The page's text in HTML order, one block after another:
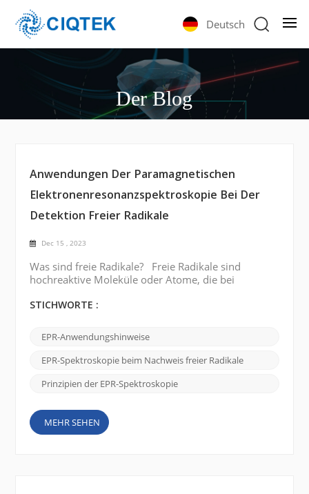
Deutsch
Der Blog
Anwendungen Der Paramagnetischen
Elektronenresonanzspektroskopie Bei Der
Detektion Freier Radikale
Dec 15 , 2023
Was sind freie Radikale? Freie Radikale sind
hochreaktive Moleküle oder Atome, die bei
Prozessen eine entscheidende Rolle spielen. Das
Anwesenheit ist von entscheidender Bedeutung, um
ihre Beteiligung am Krankheitsverlauf, an der
Umweltverschmutzung und an anderen
STICHWORTE :
EPR-Anwendungshinweise
EPR-Spektroskopie beim Nachweis freier Radikale
Prinzipien der EPR-Spektroskopie
MEHR SEHEN